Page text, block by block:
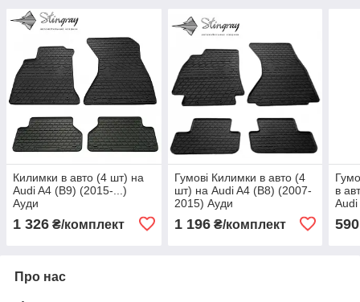
Килимки в авто (4 шт) на
Audi A4 (B9) (2015-...)
Ауди
1 326 ₴/комплект
Гумові Килимки в авто (4
шт) на Audi A4 (B8) (2007-
2015) Ауди
1 196₴/комплект
в
590
Про нас